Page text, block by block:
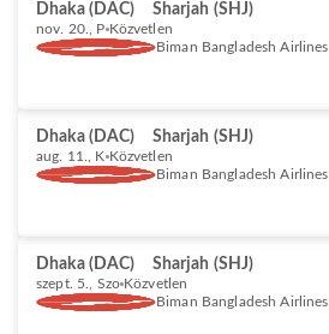
Dhaka (DAC) Sharjah (SHJ)
nov. 20., P Közvetlen
Biman Bangladesh Airlines
Dhaka (DAC) Sharjah (SHJ)
aug. 11., K Közvetlen
Biman Bangladesh Airlines
Dhaka (DAC) Sharjah (SHJ)
szept. 5., Szo Közvetlen
Biman Bangladesh Airlines